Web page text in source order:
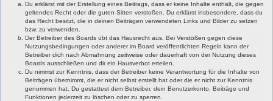
Du erklärst mit der Erstellung eines Beitrags, dass er keine Inhalte enthält, die gegen
geltendes Recht oder die guten Sitten verstoßen. Du erklärst insbesondere, dass du
das Recht besitzt, die in deinen Beiträgen verwendeten Links und Bilder zu setzen
bzw. zu verwenden.
Der Betreiber des Boards übt das Hausrecht aus. Bei Verstößen gegen diese
Nutzungsbedingungen oder anderer im Board veröffentlichten Regeln kann der
Betreiber dich nach Abmahnung zeitweise oder dauerhaft von der Nutzung dieses
Boards ausschließen und dir ein Hausverbot erteilen.
Du nimmst zur Kenntnis, dass der Betreiber keine Verantwortung für die Inhalte von
Beiträgen übernimmt, die er nicht selbst erstellt hat oder die er nicht zur Kenntnis
genommen hat. Du gestattest dem Betreiber, dein Benutzerkonto, Beiträge und
Funktionen jederzeit zu löschen oder zu sperren.